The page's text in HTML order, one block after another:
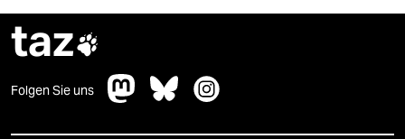
taz
Folgen Sie uns